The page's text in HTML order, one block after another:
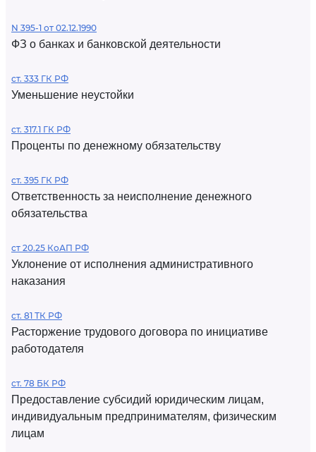
N 395-1 от 02.12.1990
ФЗ о банках и банковской деятельности
ст. 333 ГК РФ
Уменьшение неустойки
ст. 317.1 ГК РФ
Проценты по денежному обязательству
ст. 395 ГК РФ
Ответственность за неисполнение денежного
обязательства
ст 20.25 КоАП РФ
Уклонение от исполнения административного
наказания
ст. 81 ТК РФ
Расторжение трудового договора по инициативе
работодателя
ст. 78 БК РФ
Предоставление субсидий юридическим лицам,
индивидуальным предпринимателям, физическим
лицам